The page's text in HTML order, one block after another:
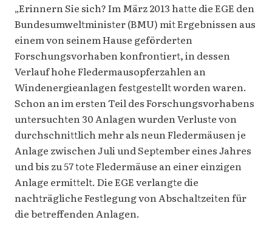
„Erinnern Sie sich? Im März 2013 hatte die EGE den
Bundesumweltminister (BMU) mit Ergebnissen aus
einem von seinem Hause geförderten
Forschungsvorhaben konfrontiert, in dessen
Verlauf hohe Fledermausopferzahlen an
Windenergieanlagen festgestellt worden waren.
Schon an im ersten Teil des Forschungsvorhabens
untersuchten 30 Anlagen wurden Verluste von
durchschnittlich mehr als neun Fledermäusen je
Anlage zwischen Juli und September eines Jahres
und bis zu 57 tote Fledermäuse an einer einzigen
Anlage ermittelt. Die EGE verlangte die
nachträgliche Festlegung von Abschaltzeiten für
die betreffenden Anlagen.